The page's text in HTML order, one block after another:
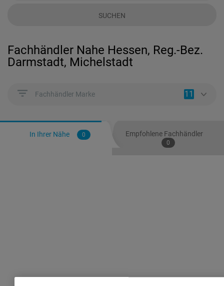
SUCHEN
Fachhändler Nahe Hessen, Reg.-Bez.
Darmstadt, Michelstadt
Fachhändler Marke 11
In Ihrer Nähe 0 Empfohlene Fachhändler
0